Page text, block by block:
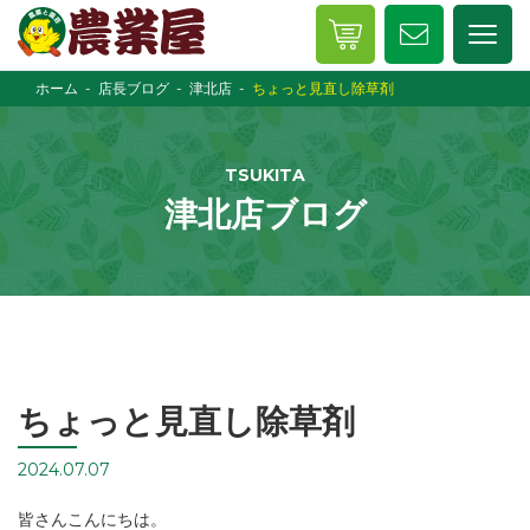
ホーム 店長ブログ 津北店 ちょっと見直し除草剤
TSUKITA
津北店ブログ
ちょっと見直し除草剤
2024.07.07
皆さんこんにちは。